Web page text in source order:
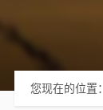
您现在的位置：